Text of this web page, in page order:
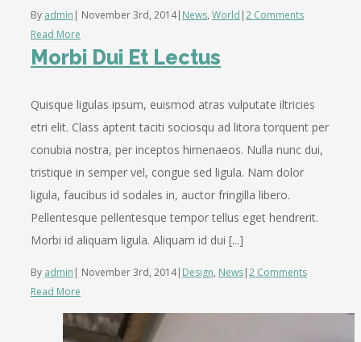
By admin | November 3rd, 2014| News, World |2 Comments
Read More
Morbi Dui Et Lectus
Quisque ligulas ipsum, euismod atras vulputate iltricies
etri elit. Class aptent taciti sociosqu ad litora torquent per
conubia nostra, per inceptos himenaeos. Nulla nunc dui,
tristique in semper vel, congue sed ligula. Nam dolor
ligula, faucibus id sodales in, auctor fringilla libero.
Pellentesque pellentesque tempor tellus eget hendrerit.
Morbi id aliquam ligula. Aliquam id dui [...]
By admin | November 3rd, 2014| Design, News|2 Comments
Read More